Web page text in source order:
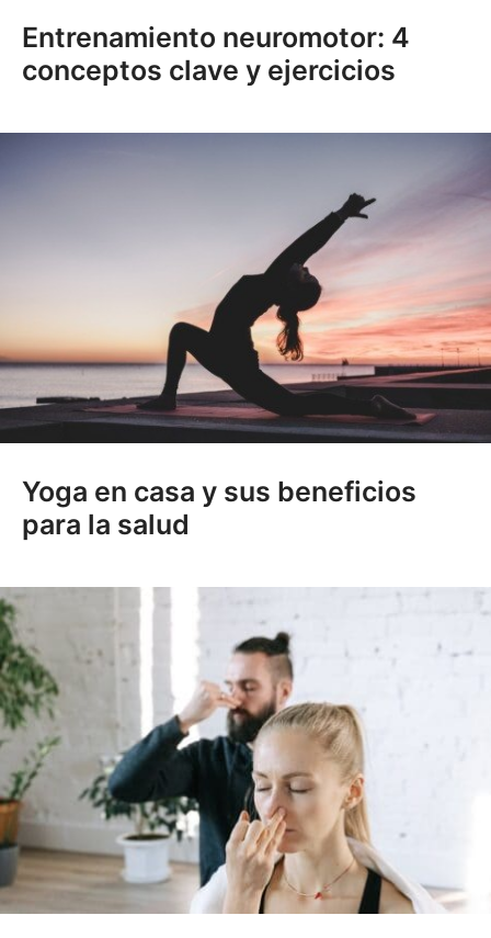
Entrenamiento neuromotor: 4
conceptos clave y ejercicios
Yoga en casa y sus beneficios
para la salud